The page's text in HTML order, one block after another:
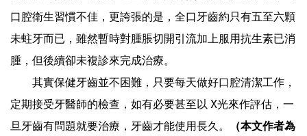
口腔衛生習慣不佳，更誇張的是，全口牙齒約只有五至六顆
未蛀牙而已，雖然暫時對腫脹切開引流加上服用抗生素已消
腫，但後續卻未複診來完成治療。
其實保健牙齒並不困難，只要每天做好口腔清潔工作，
定期接受牙醫師的檢查，如有必要甚至以 X光來作評估，一
旦牙齒有問題就要治療，牙齒才能使用長久。
（本文作者為